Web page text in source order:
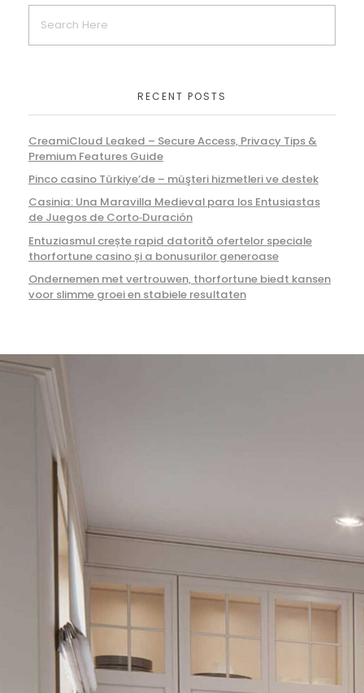
RECENT POSTS
CreamiCloud Leaked – Secure Access, Privacy Tips &
Premium Features Guide
Pinco casino Türkiye’de – müşteri hizmetleri ve destek
Casinia: Una Maravilla Medieval para los Entusiastas
de Juegos de Corto‑Duración
Entuziasmul crește rapid datorită ofertelor speciale
thorfortune casino și a bonusurilor generoase
Ondernemen met vertrouwen, thorfortune biedt kansen
voor slimme groei en stabiele resultaten
949-327-0057
info@aplusconstructionca.com
Aliso Viejo, California
Monday – Friday 08.00 – 20.00
Sunday 09.00 – 16.00